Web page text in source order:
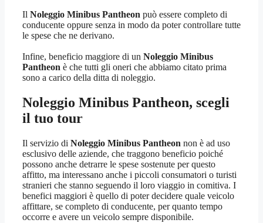
Il Noleggio Minibus Pantheon può essere completo di
conducente oppure senza in modo da poter controllare tutte
le spese che ne derivano.
Infine, beneficio maggiore di un Noleggio Minibus
Pantheon è che tutti gli oneri che abbiamo citato prima
sono a carico della ditta di noleggio.
Noleggio Minibus Pantheon, scegli
il tuo tour
Il servizio di Noleggio Minibus Pantheon non è ad uso
esclusivo delle aziende, che traggono beneficio poiché
possono anche detrarre le spese sostenute per questo
affitto, ma interessano anche i piccoli consumatori o turisti
stranieri che stanno seguendo il loro viaggio in comitiva. I
benefici maggiori è quello di poter decidere quale veicolo
affittare, se completo di conducente, per quanto tempo
occorre e avere un veicolo sempre disponibile.